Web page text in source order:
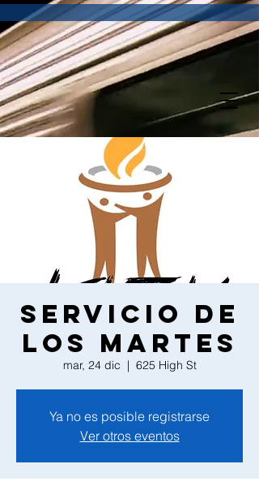
Servicio de
los martes
mar, 24 dic
  |
625 High St
Ya no es posible registrarse
Ver otros eventos